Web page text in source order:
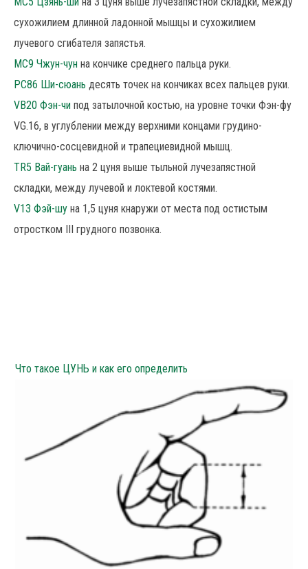
сухожилием длинной ладонной мышцы и сухожилием
лучевого сгибателя запястья.
MC9 Чжун-чун на кончике среднего пальца руки.
PC86 Ши-сюань десять точек на кончиках всех пальцев руки.
VB20 Фэн-чи под затылочной костью, на уровне точки Фэн-фу
VG.16, в углублении между верхними концами грудино-
ключично-сосцевидной и трапециевидной мышц.
TR5 Вай-гуань на 2 цуня выше тыльной лучезапястной
складки, между лучевой и локтевой костями.
V13 Фэй-шу на 1,5 цуня кнаружи от места под остистым
отростком III грудного позвонка.
Что такое ЦУНЬ и как его определить